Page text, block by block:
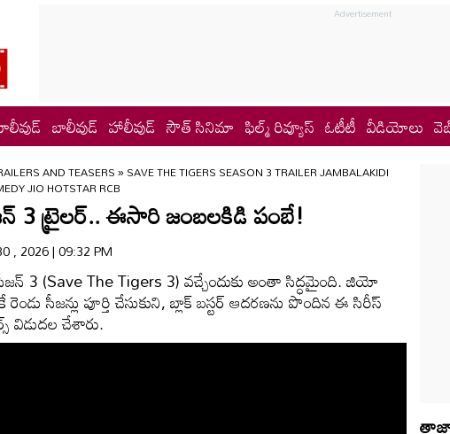
బాలీవుడ్ హాలీవుడ్ సౌత్ సినిమా ఫిల్మ్ రివ్యూస్ ఓటీటీ వీడియోలు
AND TEASERS»SAVE THE TIGERS SEASON 3 TRAILER JAMBALAKIDI
JIO HOTSTAR RCB
3 ట్రైలర్.. ఈసారి జంబలకిడి పంబే!
, 2026 | 09:32 PM
3 (Save The Tigers 3) వచ్చేందుకు అంతా సిద్ధమైంది. జియో
సీజన్లు పూర్తి చేసుకుని, బ్లాక్ బస్టర్ ఆదరణను పొందిన ఈ సిరీస్
విడుదల చేశారు.
తాజా